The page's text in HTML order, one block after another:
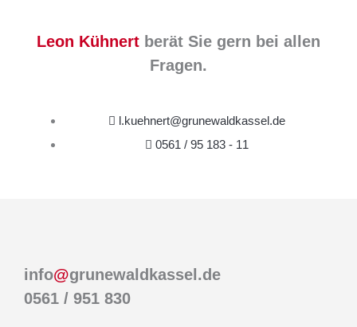
Leon Kühnert berät Sie gern bei allen
Fragen.
l.kuehnert@grunewaldkassel.de
0561 / 95 183 - 11
info@grunewaldkassel.de
0561 / 951 830